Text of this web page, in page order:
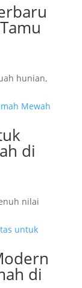
hunian,
di
nilai
di